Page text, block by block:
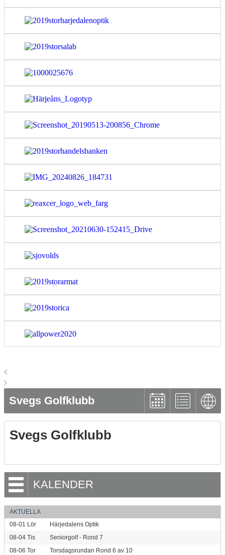
Svegs Golfklubb
Svegs Golfklubb
KALENDER
AKTUELLA
08-01 Lör
Härjedalens Optik
08-04 Tis
Seniorgolf - Rond 7
08-06 Tor Torsdagsrundan Rond 6 av 10